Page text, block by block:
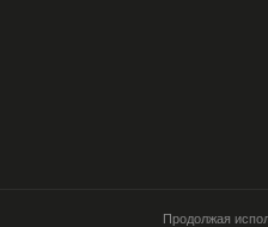
Продолжая